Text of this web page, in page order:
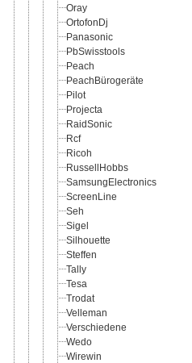
Oray
OrtofonDj
Panasonic
PbSwisstools
Peach
PeachBürogeräte
Pilot
Projecta
RaidSonic
Rcf
Ricoh
RussellHobbs
SamsungElectronics
ScreenLine
Seh
Sigel
Silhouette
Steffen
Tally
Tesa
Trodat
Velleman
Verschiedene
Wedo
Wirewin